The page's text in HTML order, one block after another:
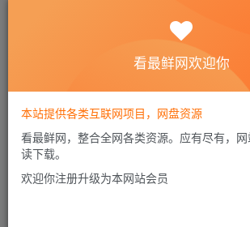
看最鲜网欢迎你
本站提供各类互联网项目，网盘资源
看最鲜网，整合全网各类资源。应有尽有，
读下载。
欢迎你注册升级为本网站会员